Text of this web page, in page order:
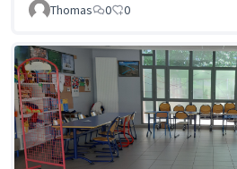
Thomas
0 0